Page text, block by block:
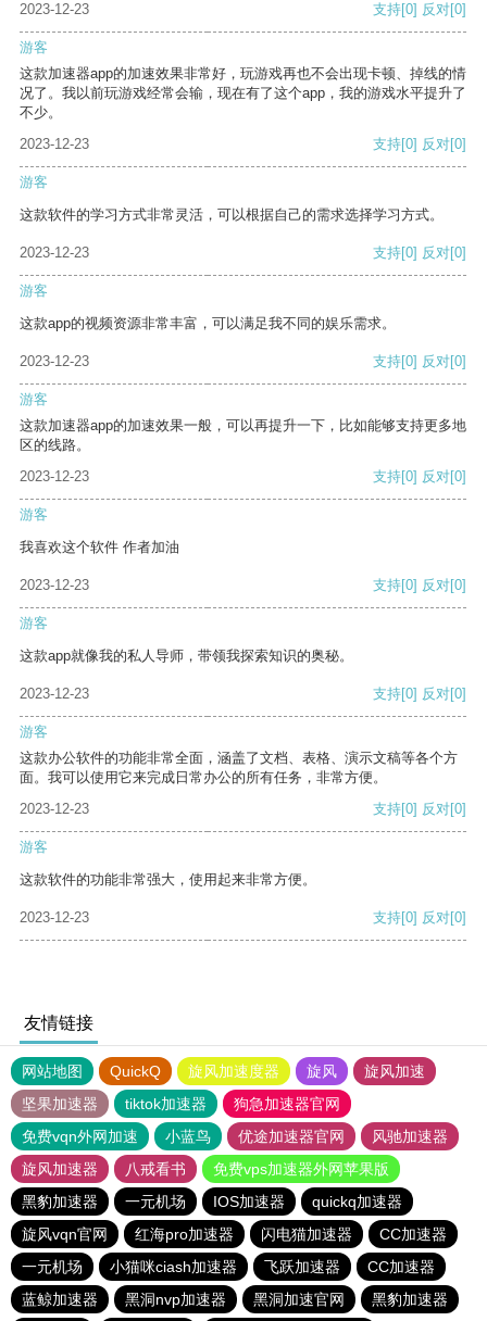
2023-12-23
支持[0] 反对[0]
游客
这款加速器app的加速效果非常好，玩游戏再也不会出现卡顿、掉线的情
况了。我以前玩游戏经常会输，现在有了这个app，我的游戏水平提升了
不少。
2023-12-23
支持[0] 反对[0]
游客
这款软件的学习方式非常灵活，可以根据自己的需求选择学习方式。
2023-12-23 支持[0] 反对[0]
游客
这款app的视频资源非常丰富，可以满足我不同的娱乐需求。
2023-12-23 支持[0] 反对[0]
游客
这款加速器app的加速效果一般，可以再提升一下，比如能够支持更多地
区的线路。
2023-12-23
支持[0] 反对[0]
游客
我喜欢这个软件 作者加油
2023-12-23 支持[0] 反对[0]
游客
这款app就像我的私人导师，带领我探索知识的奥秘。
2023-12-23 支持[0] 反对[0]
游客
这款办公软件的功能非常全面，涵盖了文档、表格、演示文稿等各个方
面。我可以使用它来完成日常办公的所有任务，非常方便。
2023-12-23
支持[0] 反对[0]
游客
这款软件的功能非常强大，使用起来非常方便。
2023-12-23 支持[0] 反对[0]
友情链接
网站地图 QuickQ 旋风加速度器 旋风
旋风加速
坚果加速器
tiktok加速器
狗急加速器官网
免费vqn外网加速
小蓝鸟 优途加速器官网
风驰加速器
旋风加速器
八戒看书
免费vps加速器外网苹果版
黑豹加速器
一元机场 IOS加速器
quickq加速器
旋风vqn官网
红海pro加速器 闪电猫加速器
CC加速器
一元机场
小猫咪ciash加速器 飞跃加速器
CC加速器
蓝鲸加速器
黑洞nvp加速器 黑洞加速官网 黑豹加速器